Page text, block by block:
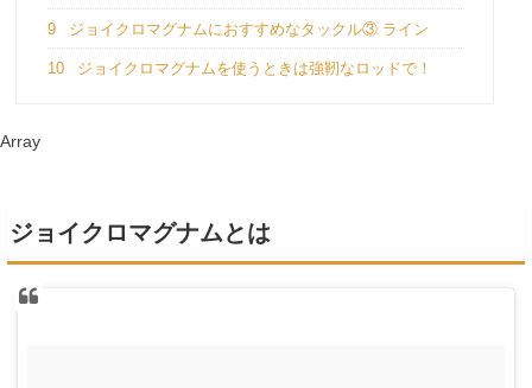
9 ジョイクロマグナムにおすすめなタックル③ ライン
10 ジョイクロマグナムを使うときは強靭なロッドで！
Array
ジョイクロマグナムとは